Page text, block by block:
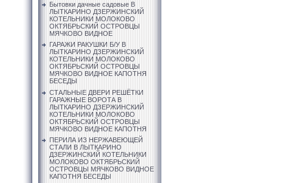
Бытовки дачные садовые В
ЛЫТКАРИНО ДЗЕРЖИНСКИЙ
КОТЕЛЬНИКИ МОЛОКОВО
ОКТЯБРЬСКИЙ ОСТРОВЦЫ
МЯЧКОВО ВИДНОЕ
ГАРАЖИ РАКУШКИ Б/У В
ЛЫТКАРИНО ДЗЕРЖИНСКИЙ
КОТЕЛЬНИКИ МОЛОКОВО
ОКТЯБРЬСКИЙ ОСТРОВЦЫ
МЯЧКОВО ВИДНОЕ КАПОТНЯ
БЕСЕДЫ
СТАЛЬНЫЕ ДВЕРИ РЕШЁТКИ
ГАРАЖНЫЕ ВОРОТА В
ЛЫТКАРИНО ДЗЕРЖИНСКИЙ
КОТЕЛЬНИКИ МОЛОКОВО
ОКТЯБРЬСКИЙ ОСТРОВЦЫ
МЯЧКОВО ВИДНОЕ КАПОТНЯ
ПЕРИЛА ИЗ НЕРЖАВЕЮЩЕЙ
СТАЛИ В ЛЫТКАРИНО
ДЗЕРЖИНСКИЙ КОТЕЛЬНИКИ
МОЛОКОВО ОКТЯБРЬСКИЙ
ОСТРОВЦЫ МЯЧКОВО ВИДНОЕ
КАПОТНЯ БЕСЕДЫ